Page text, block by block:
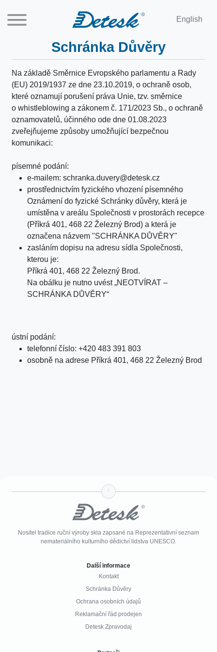
English
Schránka Důvěry
Na základě Směrnice Evropského parlamentu a Rady
(EU) 2019/1937 ze dne 23.10.2019, o ochraně osob,
které oznamují porušení práva Unie, tzv. směrnice
o whistleblowing a zákonem č. 171/2023 Sb., o ochraně
oznamovatelů, účinného ode dne 01.08.2023
zveřejňujeme způsoby umožňující bezpečnou
komunikaci:
písemné podání:
e-mailem: schranka.duvery@detesk.cz
prostřednictvím fyzického vhození písemného
Oznámení do fyzické Schránky důvěry, která je
umístěna v areálu Společnosti v prostorách recepce
(Příkrá 401, 468 22 Železný Brod) a která je
označena názvem "SCHRÁNKA DŮVĚRY"
zasláním dopisu na adresu sídla Společnosti,
kterou je:
Příkrá 401, 468 22 Železný Brod.
Na obálku je nutno uvést „NEOTVÍRAT –
SCHRÁNKA DŮVĚRY“
ústní podání:
telefonní číslo: +420 483 391 803
osobně na adrese Příkrá 401, 468 22 Železný Brod
↑
Nositel tradice ruční výroby skla zapsané na Reprezentativní seznam
nemateriálního kulturního dědictví lidstva UNESCO.
Další informace
Kontakt
Schránka Důvěry
Ochrana osobních údajů
Reklamační řád prodejen
Detesk Zpravodaj